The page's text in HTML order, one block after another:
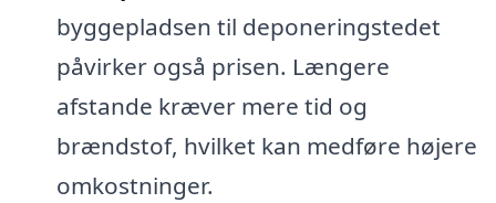
byggepladsen til deponeringstedet
påvirker også prisen. Længere
afstande kræver mere tid og
brændstof, hvilket kan medføre højere
omkostninger.